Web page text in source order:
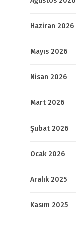
Haziran 2026
Mayıs 2026
Nisan 2026
Mart 2026
Şubat 2026
Ocak 2026
Aralık 2025
Kasım 2025